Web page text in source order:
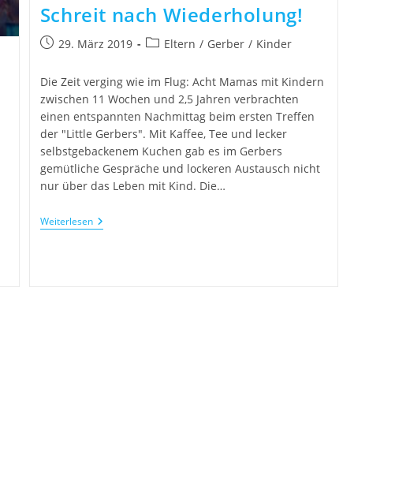
Schreit nach Wiederholung!
29. März 2019 Eltern / Gerber / Kinder
Die Zeit verging wie im Flug: Acht Mamas mit Kindern
zwischen 11 Wochen und 2,5 Jahren verbrachten
einen entspannten Nachmittag beim ersten Treffen
der "Little Gerbers". Mit Kaffee, Tee und lecker
selbstgebackenem Kuchen gab es im Gerbers
gemütliche Gespräche und lockeren Austausch nicht
nur über das Leben mit Kind. Die…
Weiterlesen